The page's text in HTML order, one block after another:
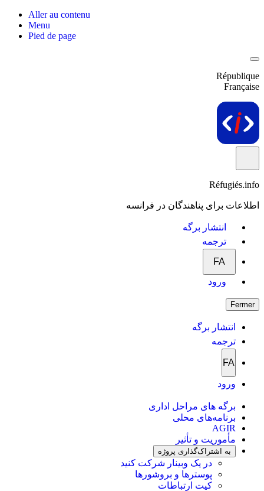
Aller au contenu
Menu
Pied de page
République
Française
Réfugiés.info
اطلاعات برای پناهندگان در فرانسه
انتشار برگه
ترجمه
FA
ورود
Fermer
انتشار برگه
ترجمه
FA
ورود
برگه های مراحل اداری
برنامه‌های محلی
AGIR
مأموریت و تأثیر
به اشتراک‌گذاری پروژه
در یک وبینار شرکت کنید
پوسترها و بروشورها
کیت ارتباطات